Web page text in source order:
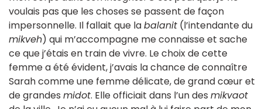
voulais pas que les choses se passent de façon
impersonnelle. Il fallait que labalanit (l’intendante du
mikveh) qui m’accompagne me connaisse et sache
ce que j’étais en train de vivre. Le choix de cette
femme a été évident, j’avais la chance de connaître
Sarah comme une femme délicate, de grand cœur et
de grandes midot. Elle officiait dans l’un des mikvaot